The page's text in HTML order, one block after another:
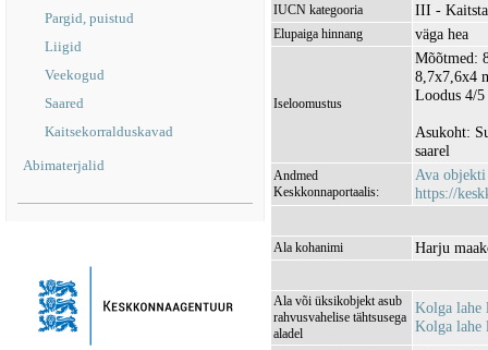
Pargid, puistud
Liigid
Veekogud
Saared
Kaitsekorralduskavad
Abimaterjalid
IUCN kategooria III -
Elupaiga hinnang väga hea
Iseloomustus
Mõõtmed:
8,7x7,6x4
Loodus 4/
Asukoht:
saarel
Andmed
Keskkonnaportaalis:
Ava objekti
https://
Ala kohanimi Harju
Ala või üksikobjekt asub
rahvusvahelise tähtsusega
aladel
Kolga lahe
Kolga lahe